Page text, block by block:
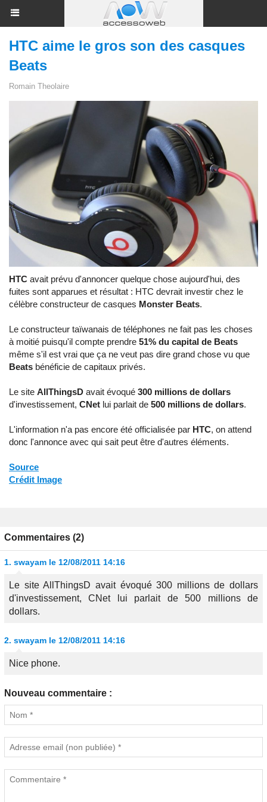
HTC aime le gros son des casques
Beats
Romain Theolaire
HTC avait prévu d'annoncer quelque chose aujourd'hui, des
fuites sont apparues et résultat : HTC devrait investir chez le
célèbre constructeur de casques Monster Beats.
Le constructeur taïwanais de téléphones ne fait pas les choses
à moitié puisqu'il compte prendre 51% du capital de Beats
même s'il est vrai que ça ne veut pas dire grand chose vu que
Beats bénéficie de capitaux privés.
Le site AllThingsD avait évoqué 300 millions de dollars
d'investissement, CNet lui parlait de 500 millions de dollars.
L'information n'a pas encore été officialisée par HTC, on attend
donc l'annonce avec qui sait peut être d'autres éléments.
Source
Crédit Image
Commentaires (2)
1. swayam le 12/08/2011 14:16
Le site AllThingsD avait évoqué 300 millions de dollars
d'investissement, CNet lui parlait de 500 millions de
dollars.
2. swayam le 12/08/2011 14:16
Nice phone.
Nouveau commentaire :